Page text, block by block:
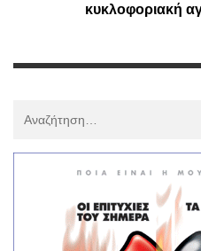
κυκλοφοριακή
: